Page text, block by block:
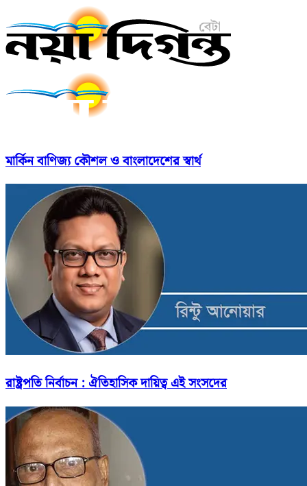
মার্কিন বাণিজ্য কৌশল ও বাংলাদেশের স্বার্থ
রাষ্ট্রপতি নির্বাচন : ঐতিহাসিক দায়িত্ব এই সংসদের